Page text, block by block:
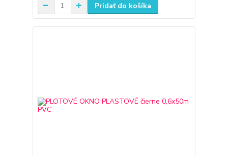
Pridať do košíka